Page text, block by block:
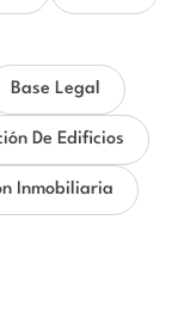
Base Legal
De Edificios
Inmobiliaria